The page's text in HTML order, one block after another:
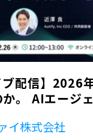
を活用したテスト
現実的な改善アプロ
介ではなく、
からどう脱却する
進めるか ・実運用へ
らS/4HANA移行を進
、短期間で高付加価値
大につなげるための
ります。
ブ配信】2026
。 AIエージ
イ株式会社